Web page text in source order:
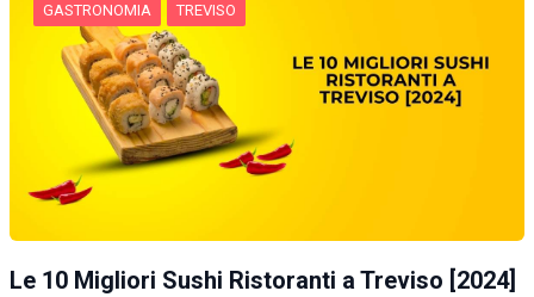
GASTRONOMIA TREVISO
Le 10 Migliori Sushi Ristoranti a Treviso [2024]